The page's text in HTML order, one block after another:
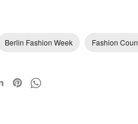
Berlin Fashion Week Fashion